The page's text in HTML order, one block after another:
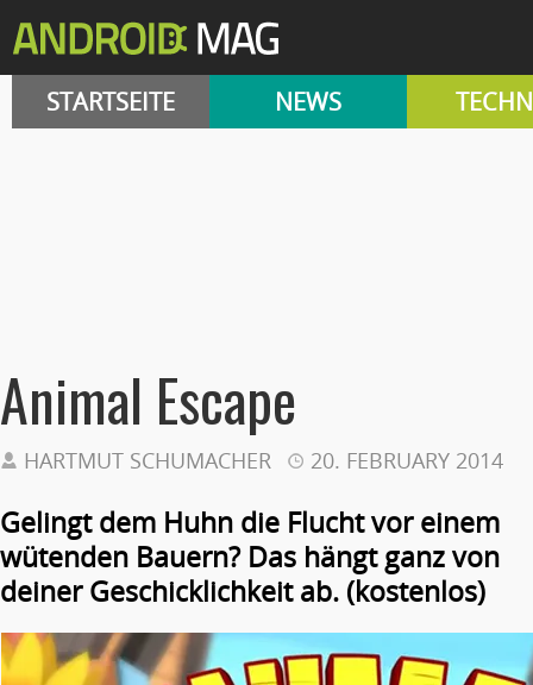
STARTSEITE NEWS
Animal Escape
HARTMUT SCHUMACHER 20. FEBRUARY 2014
Gelingt dem Huhn die Flucht vor einem
wütenden Bauern? Das hängt ganz von
deiner Geschicklichkeit ab. (kostenlos)